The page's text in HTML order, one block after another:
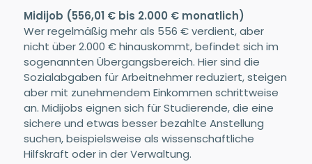
Midijob (556,01 € bis 2.000 € monatlich)
Wer regelmäßig mehr als 556 € verdient, aber
nicht über 2.000 € hinauskommt, befindet sich im
sogenannten Übergangsbereich. Hier sind die
Sozialabgaben für Arbeitnehmer reduziert, steigen
aber mit zunehmendem Einkommen schrittweise
an. Midijobs eignen sich für Studierende, die eine
sichere und etwas besser bezahlte Anstellung
suchen, beispielsweise als wissenschaftliche
Hilfskraft oder in der Verwaltung.